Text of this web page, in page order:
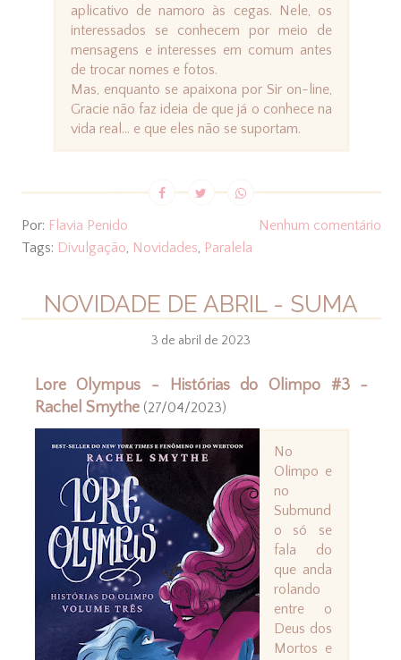
aplicativo de namoro às cegas. Nele, os
interessados se conhecem por meio de
mensagens e interesses em comum antes
de trocar nomes e fotos.
Mas, enquanto se apaixona por Sir on-line,
Gracie não faz ideia de que já o conhece na
vida real... e que eles não se suportam.
Por: Flavia Penido
Nenhum comentário
Tags: Divulgação Novidades Paralela
NOVIDADE DE ABRIL - SUMA
3 de abril de 2023
Lore Olympus - Histórias do Olimpo #3 -
Rachel Smythe(27/04/2023)
No
Olimpo e
no
Submund
o só se
fala do
que anda
rolando
entre o
Deus dos
Mortos e